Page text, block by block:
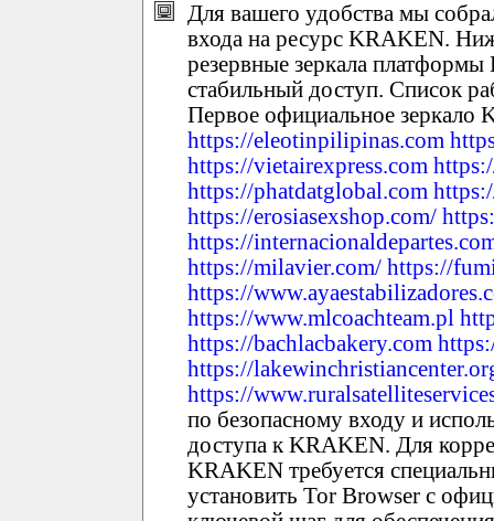
Для вашего удобства мы
входа на ресурс KRAKEN.
резервные зеркала
стабильный доступ. Список
Первое официальное
https://eleotinpilipinas.com
https://vietairexpress.com
https://phatdatglobal.com
https://erosiasexshop.com/
https://
https://milavier.com/ https://
https://
https://www.mlcoachteam.pl
https://bachlacbakery.com
https://
https://
по безопасному входу и
доступа к KRAKEN. Для
KRAKEN требуется
установить Tor Browser с